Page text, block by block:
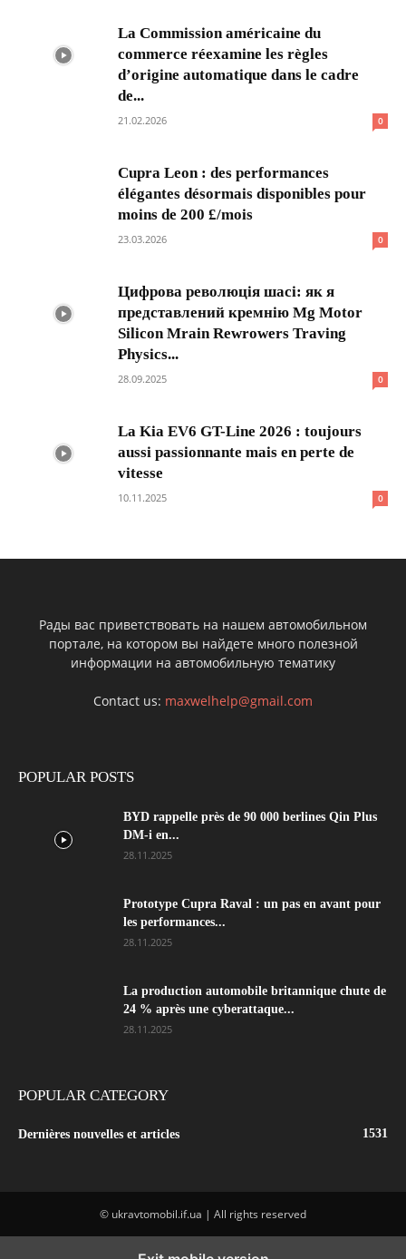
La Commission américaine du
commerce réexamine les règles
d’origine automatique dans le cadre
de...
21.02.2026 0
Cupra Leon : des performances
élégantes désormais disponibles pour
moins de 200 £/mois
23.03.2026 0
Цифрова революція шасі: як я
представлений кремнію Mg Motor
Silicon Mrain Rewrowers Traving
Physics...
28.09.2025 0
La Kia EV6 GT-Line 2026 : toujours
aussi passionnante mais en perte de
vitesse
10.11.2025 0
Рады вас приветствовать на нашем автомобильном
портале, на котором вы найдете много полезной
информации на автомобильную тематику
Contact us: maxwelhelp@gmail.com
POPULAR POSTS
BYD rappelle près de 90 000 berlines Qin Plus
DM-i en...
28.11.2025
Prototype Cupra Raval : un pas en avant pour
les performances...
28.11.2025
La production automobile britannique chute de
24 % après une cyberattaque...
28.11.2025
POPULAR CATEGORY
Dernières nouvelles et articles 1531
© ukravtomobil.if.ua | All rights reserved